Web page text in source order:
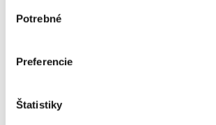
súhlasu
Potrebné
Preferencie
Štatistiky46,67 €